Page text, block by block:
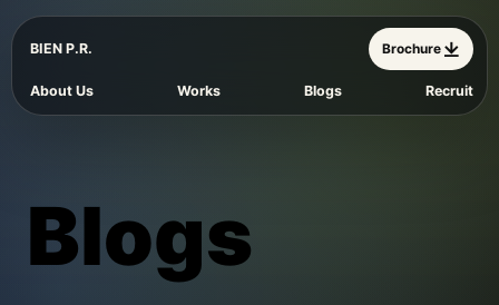
BIEN P.R.
About Us Works Blogs Recruit
Brochure
Blogs